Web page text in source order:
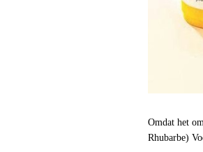
Omdat het
Rhubarbe)